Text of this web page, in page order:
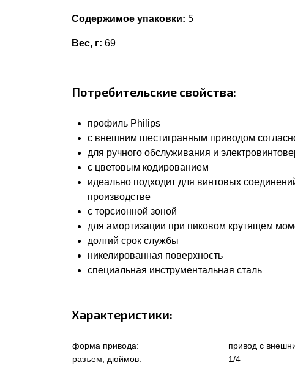
Содержимое упаковки: 5
Вес, г: 69
Потребительские свойства:
профиль Philips
с внешним шестигранным приводом
для ручного обслуживания и
с цветовым кодированием
идеально подходит для винтовых
производстве
с торсионной зоной
для амортизации при пиковом крутящем
долгий срок службы
никелированная поверхность
специальная инструментальная сталь
Характеристики:
форма привода:
привод с
разъем, дюймов:
1/4